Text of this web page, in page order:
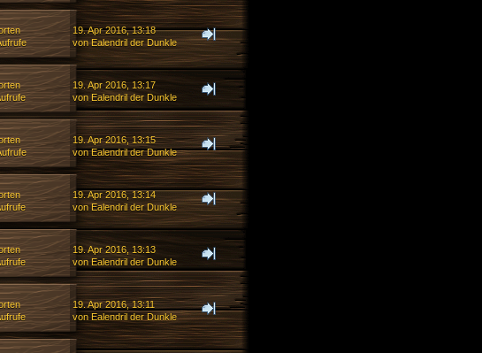
19. Apr 2016, 13:18
von Ealendril der Dunkle
19. Apr 2016, 13:17
von Ealendril der Dunkle
19. Apr 2016, 13:15
von Ealendril der Dunkle
19. Apr 2016, 13:14
von Ealendril der Dunkle
19. Apr 2016, 13:13
von Ealendril der Dunkle
19. Apr 2016, 13:11
von Ealendril der Dunkle